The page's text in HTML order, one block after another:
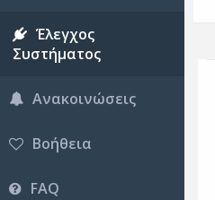
Έλεγχος
Συστήματος
Ανακοινώσεις
Βοήθεια
FAQ